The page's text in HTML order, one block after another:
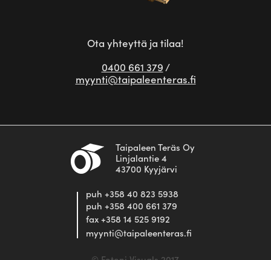
Ota yhteyttä ja tilaa!
0400 661 379/
myynti@taipaleenteras.fi
Taipaleen Teräs Oy
Linjalantie 4
43700 Kyyjärvi
puh +358 40 823 5938
puh +358 400 661 379
fax +358 14 525 9192
myynti@taipaleenteras.fi